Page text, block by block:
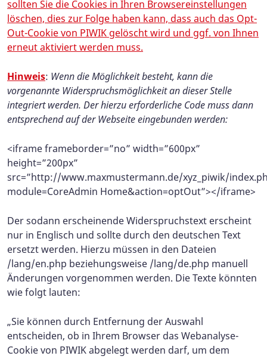
sollten Sie die Cookies in Ihren Browsereinstellungen
löschen, dies zur Folge haben kann, dass auch das Opt-
Out-Cookie von PIWIK gelöscht wird und ggf. von Ihnen
erneut aktiviert werden muss.
Hinweis: Wenn die Möglichkeit besteht, kann die
vorgenannte Widerspruchsmöglichkeit an dieser Stelle
integriert werden. Der hierzu erforderliche Code muss dann
entsprechend auf der Webseite eingebunden werden:
<iframe frameborder=”no” width=”600px”
height=”200px”
src=”http://www.maxmustermann.de/xyz_piwik/
module=CoreAdmin Home&action=optOut”></iframe>
Der sodann erscheinende Widerspruchstext erscheint
nur in Englisch und sollte durch den deutschen Text
ersetzt werden. Hierzu müssen in den Dateien
/lang/en.php beziehungsweise /lang/de.php manuell
Änderungen vorgenommen werden. Die Texte könnten
wie folgt lauten:
„Sie können durch Entfernung der Auswahl
entscheiden, ob in Ihrem Browser das Webanalyse-
Cookie von PIWIK abgelegt werden darf, um dem